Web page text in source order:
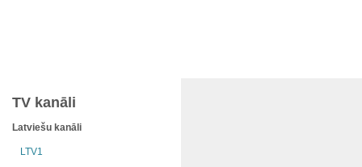
TV kanāli
Latviešu kanāli
LTV1